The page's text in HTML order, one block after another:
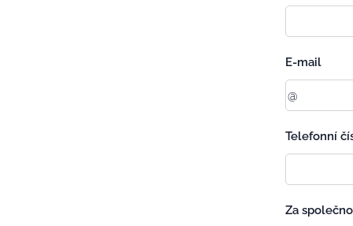
E-mail
Telefonní
Za